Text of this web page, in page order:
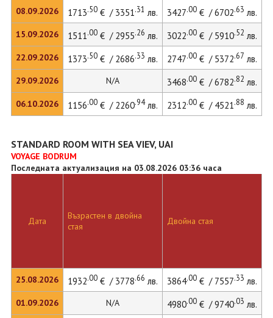
08.09.2026
15.09.2026
22.09.2026
29.09.2026
06.10.2026
1713.50€ / 3351.31 лв. 3427.00€ / 6702.63 лв.
1511.00€ / 2955.26 лв. 3022.00€ / 5910.52 лв.
1373.50€ / 2686.33 лв. 2747.00€ / 5372.67 лв.
N/A 3468.00€ / 6782.82 лв.
1156.00€ / 2260.94лв. 2312.00€ / 4521.88 лв.
STANDARD ROOM WITH SEA VIEV, UAI
VOYAGE BODRUM
Последната актуализация на 03.08.2026 03:36 часа
Дата
25.08.2026
01.09.2026
Възрастен в двойна
стая
Двойна стая
1932.00€ / 3778.66 лв. 3864.00€ / 7557.33 лв.
N/A 4980.00€ / 9740.03 лв.